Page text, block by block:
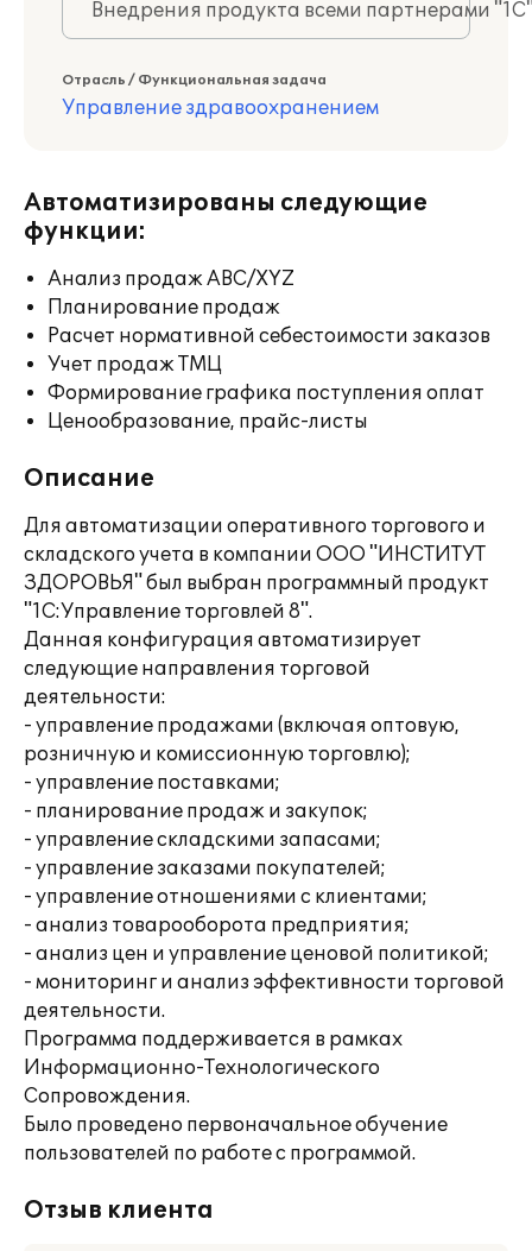
Внедрения продукта всеми партнерами
Отрасль / Функциональная задача
Управление здравоохранением
Автоматизированы следующие
функции:
Анализ продаж ABC/XYZ
Планирование продаж
Расчет нормативной себестоимости заказов
Учет продаж ТМЦ
Формирование графика поступления оплат
Ценообразование, прайс-листы
Описание
Для автоматизации оперативного торгового и
складского учета в компании ООО "ИНСТИТУТ
ЗДОРОВЬЯ" был выбран программный продукт
"1С:Управление торговлей 8".
Данная конфигурация автоматизирует
следующие направления торговой
деятельности:
- управление продажами (включая оптовую,
розничную и комиссионную торговлю);
- управление поставками;
- планирование продаж и закупок;
- управление складскими запасами;
- управление заказами покупателей;
- управление отношениями с клиентами;
- анализ товарооборота предприятия;
- анализ цен и управление ценовой политикой;
- мониторинг и анализ эффективности торговой
деятельности.
Программа поддерживается в рамках
Информационно-Технологического
Сопровождения.
Было проведено первоначальное обучение
пользователей по работе с программой.
Отзыв клиента